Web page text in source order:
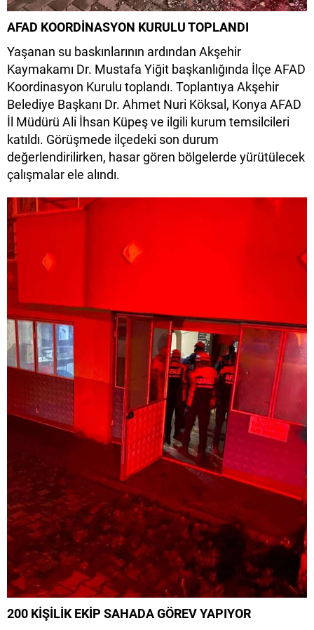
AFAD KOORDİNASYON KURULU TOPLANDI
Yaşanan su baskınlarının ardından Akşehir
Kaymakamı Dr. Mustafa Yiğit başkanlığında İlçe AFAD
Koordinasyon Kurulu toplandı. Toplantıya Akşehir
Belediye Başkanı Dr. Ahmet Nuri Köksal, Konya AFAD
İl Müdürü Ali İhsan Küpeş ve ilgili kurum temsilcileri
katıldı. Görüşmede ilçedeki son durum
değerlendirilirken, hasar gören bölgelerde yürütülecek
çalışmalar ele alındı.
200 KİŞİLİK EKİP SAHADA GÖREV YAPIYOR